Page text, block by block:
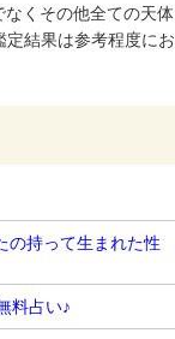
くその他全ての天体
定結果は参考程度にお
の持って生まれた性
料占い♪